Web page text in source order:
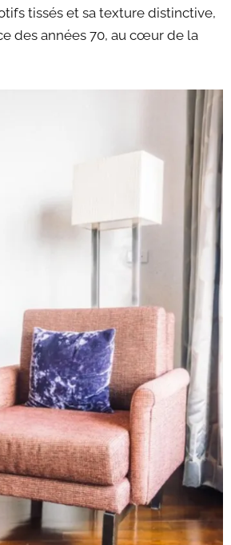
tissés et sa texture distinctive,
des années 70, au cœur de la